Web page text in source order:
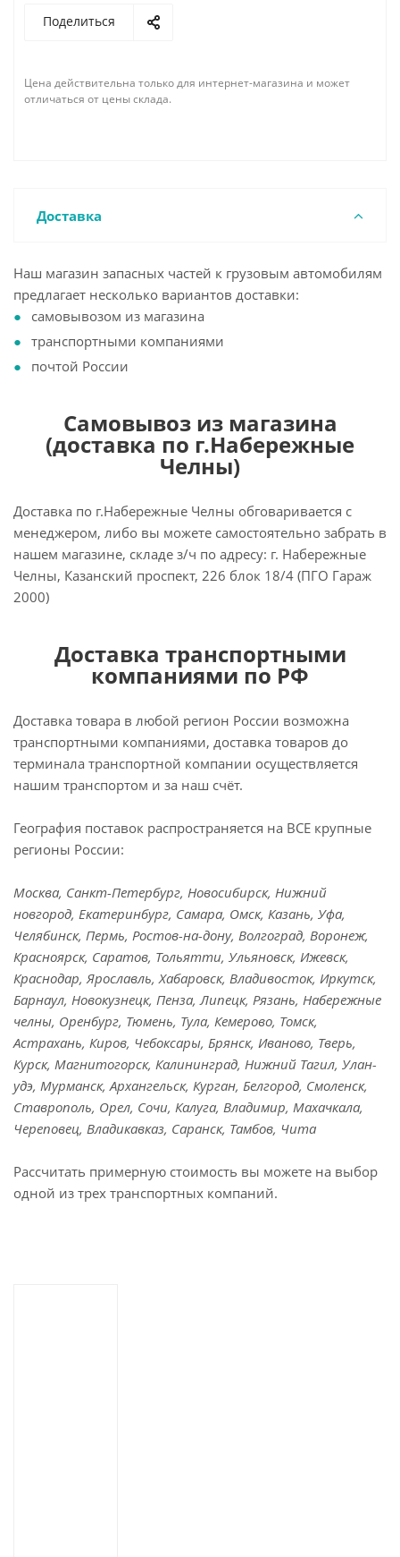
Поделиться
Цена действительна только для интернет-магазина и может
отличаться от цены склада.
Доставка
Наш магазин запасных частей к грузовым автомобилям
предлагает несколько вариантов доставки:
самовывозом из магазина
транспортными компаниями
почтой России
Самовывоз из магазина
(доставка по г.Набережные
Челны)
Доставка по г.Набережные Челны обговаривается с
менеджером, либо вы можете самостоятельно забрать в
нашем магазине, складе з/ч по адресу: г. Набережные
Челны, Казанский проспект, 226 блок 18/4 (ПГО Гараж
2000)
Доставка транспортными
компаниями по РФ
Доставка товара в любой регион России возможна
транспортными компаниями, доставка товаров до
терминала транспортной компании осуществляется
нашим транспортом и за наш счёт.
География поставок распространяется на ВСЕ крупные
регионы России:
Москва, Санкт-Петербург, Новосибирск, Нижний
новгород, Екатеринбург, Самара, Омск, Казань, Уфа,
Челябинск, Пермь, Ростов-на-дону, Волгоград, Воронеж,
Красноярск, Саратов, Тольятти, Ульяновск, Ижевск,
Краснодар, Ярославль, Хабаровск, Владивосток, Иркутск,
Барнаул, Новокузнецк, Пенза, Липецк, Рязань, Набережные
челны, Оренбург, Тюмень, Тула, Кемерово, Томск,
Астрахань, Киров, Чебоксары, Брянск, Иваново, Тверь,
Курск, Магнитогорск, Калининград, Нижний Тагил, Улан-
удэ, Мурманск, Архангельск, Курган, Белгород, Смоленск,
Ставрополь, Орел, Сочи, Калуга, Владимир, Махачкала,
Череповец, Владикавказ, Саранск, Тамбов, Чита
Рассчитать примерную стоимость вы можете на выбор
одной из трех транспортных компаний.